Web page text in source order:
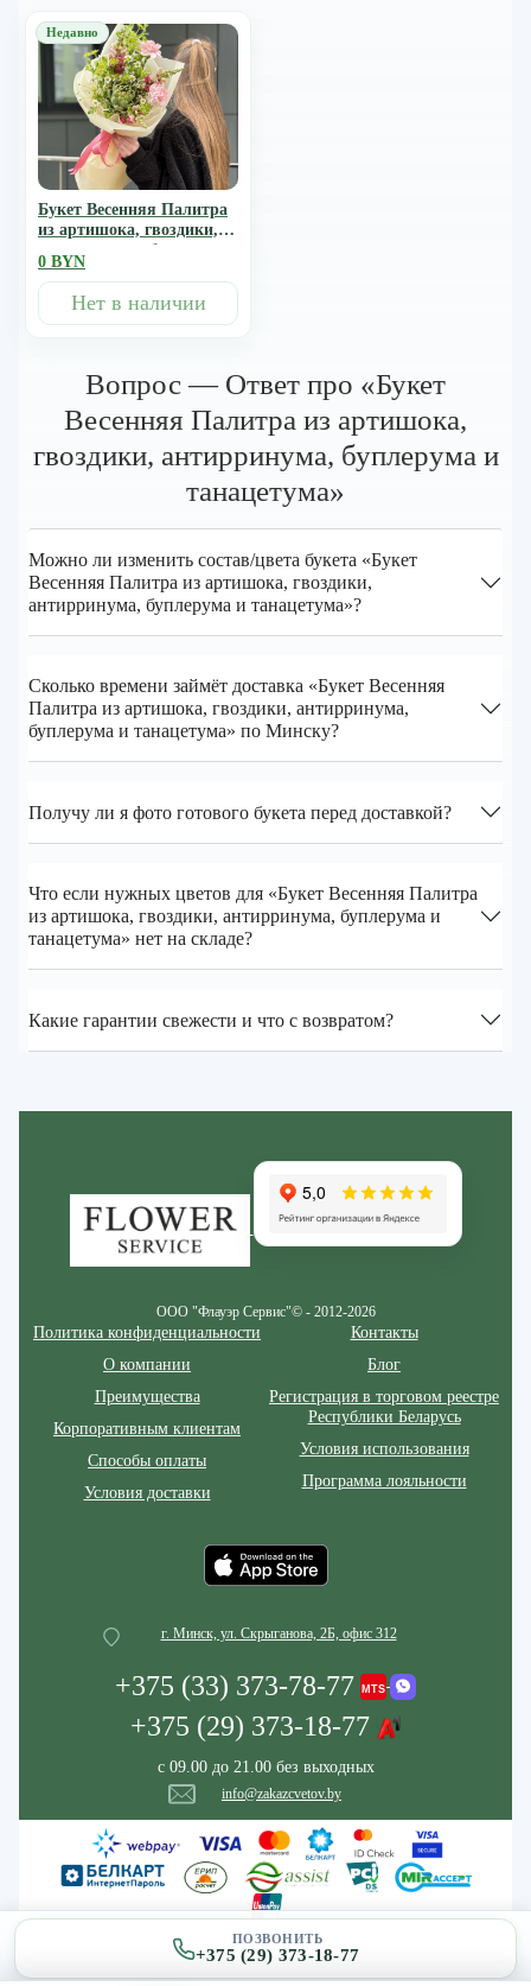
ПОЗВОНИТЬ
+375 (29) 373-18-77
Букет Весенняя Палитра
из артишока, гвоздики,
антирринума, буплерума
и танацетума
0 BYN
Нет в наличии
Вопрос — Ответ про «Букет
Весенняя Палитра из артишока,
гвоздики, антирринума, буплерума и
танацетума»
Можно ли изменить состав/цвета букета «Букет
Весенняя Палитра из артишока, гвоздики,
антирринума, буплерума и танацетума»?
Сколько времени займёт доставка «Букет Весенняя
Палитра из артишока, гвоздики, антирринума,
буплерума и танацетума» по Минску?
Получу ли я фото готового букета перед доставкой?
Что если нужных цветов для «Букет Весенняя Палитра
из артишока, гвоздики, антирринума, буплерума и
танацетума» нет на складе?
Какие гарантии свежести и что с возвратом?
ООО "Флауэр Сервис"© - 2012-2026
Политика конфиденциальности
О компании
Преимущества
Корпоративным клиентам
Способы оплаты
Условия доставки
Контакты
Блог
Регистрация в торговом реестре
Республики Беларусь
Условия использования
Программа лояльности
г. Минск, ул. Скрыганова, 2Б, офис 312
+375 (33) 373-78-77
+375 (29) 373-18-77
с 09.00 до 21.00 без выходных
info@zakazcvetov.by